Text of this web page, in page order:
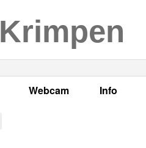
Webcam Info